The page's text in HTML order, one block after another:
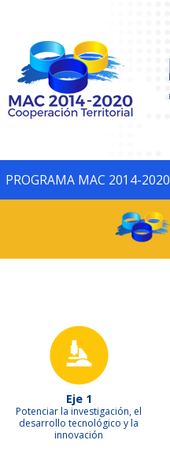
PROGRAMA MAC 2014-2020
Eje 1
Potenciar la investigación, el
desarrollo tecnológico y la
innovación